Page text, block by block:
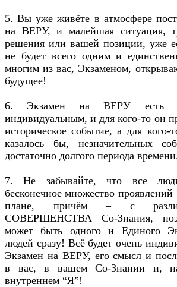
5. Вы уже живёте в атмосфере
на ВЕРУ, и малейшая ситуация,
решения или вашей позиции, уже
не будет всего одним и
многим из вас, Экзаменом,
будущее!
6. Экзамен на ВЕРУ есть
индивидуальным, и для кого-то он
историческое событие, а для
казалось бы, незначительных
достаточно долгого периода
7. Не забывайте, что все
бесконечное множество
плане, причём – с
СОВЕРШЕНСТВА Со-Знания,
может быть одного и Единого
людей сразу! Всё будет очень
Экзамен на ВЕРУ, его смысл и
в вас, в вашем Со-Знании и,
внутреннем “Я”!